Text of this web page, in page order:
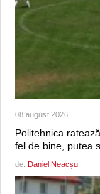
08 august 2026
Politehnica
fel de bine, putea
de: Daniel Neacșu